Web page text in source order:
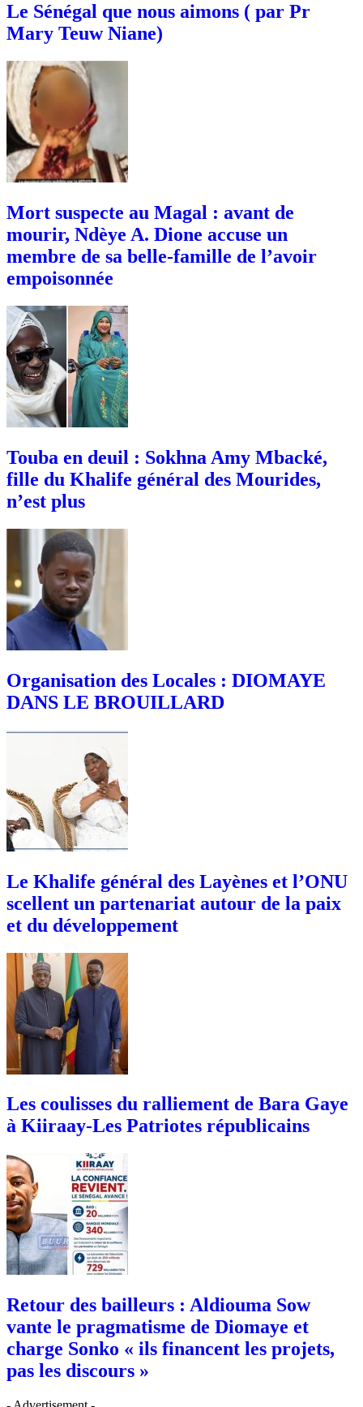
Le Sénégal que nous aimons ( par Pr
Mary Teuw Niane)
Mort suspecte au Magal : avant de
mourir, Ndèye A. Dione accuse un
membre de sa belle-famille de l’avoir
empoisonnée
Touba en deuil : Sokhna Amy Mbacké,
fille du Khalife général des Mourides,
n’est plus
Organisation des Locales : DIOMAYE
DANS LE BROUILLARD
Le Khalife général des Layènes et l’ONU
scellent un partenariat autour de la paix
et du développement
Les coulisses du ralliement de Bara Gaye
à Kiiraay-Les Patriotes républicains
Retour des bailleurs : Aldiouma Sow
vante le pragmatisme de Diomaye et
charge Sonko « ils financent les projets,
pas les discours »